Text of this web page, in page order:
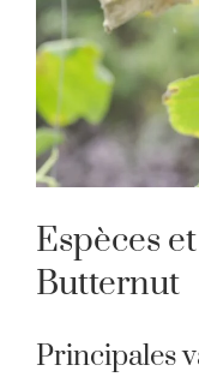
Espèces
Butternut
Principales